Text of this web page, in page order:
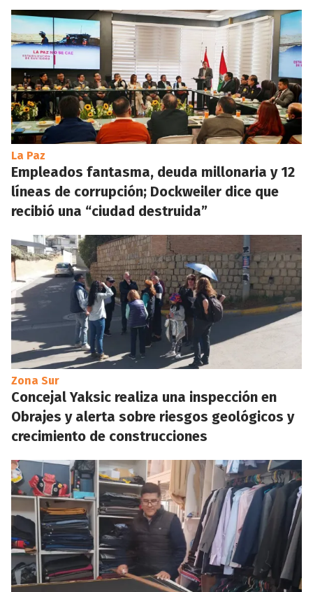
La Paz
Empleados fantasma, deuda millonaria y 12
líneas de corrupción; Dockweiler dice que
recibió una “ciudad destruida”
Zona Sur
Concejal Yaksic realiza una inspección en
Obrajes y alerta sobre riesgos geológicos y
crecimiento de construcciones